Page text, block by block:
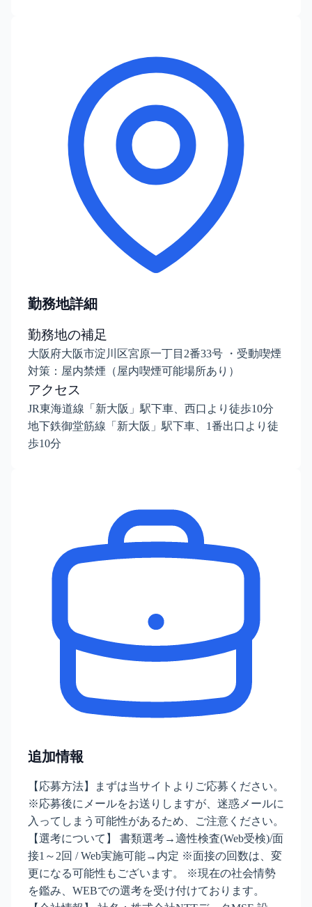
勤務地詳細
勤務地の補足
大阪府大阪市淀川区宮原一丁目2番33号 ・受動喫煙
対策：屋内禁煙（屋内喫煙可能場所あり）
アクセス
JR東海道線「新大阪」駅下車、西口より徒歩10分
地下鉄御堂筋線「新大阪」駅下車、1番出口より徒
歩10分
追加情報
【応募方法】まずは当サイトよりご応募ください。
※応募後にメールをお送りしますが、迷惑メールに
入ってしまう可能性があるため、ご注意ください。
【選考について】 書類選考→適性検査(Web受検)/面
接1～2回 / Web実施可能→内定 ※面接の回数は、変
更になる可能性もございます。 ※現在の社会情勢
を鑑み、WEBでの選考を受け付けております。